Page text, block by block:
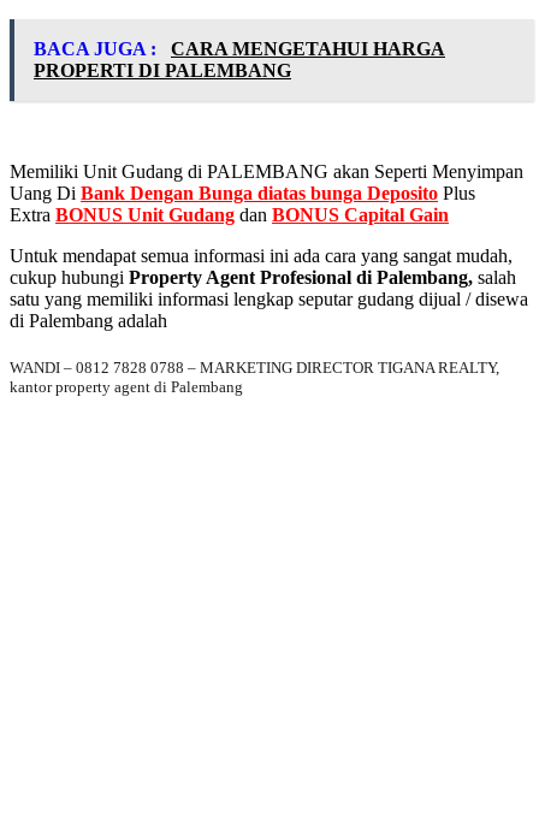
BACA JUGA :
CARA MENGETAHUI HARGA
PROPERTI DI PALEMBANG
Memiliki Unit Gudang di PALEMBANG akan Seperti Menyimpan
Uang Di Bank Dengan Bunga diatas bunga Deposito Plus
Extra BONUS Unit Gudang dan BONUS Capital Gain
Untuk mendapat semua informasi ini ada cara yang sangat mudah,
cukup hubungi Property Agent Profesional di Palembang, salah
satu yang memiliki informasi lengkap seputar gudang dijual / disewa
di Palembang adalah
WANDI – 0812 7828 0788 – MARKETING DIRECTOR TIGANA REALTY,
kantor property agent di Palembang